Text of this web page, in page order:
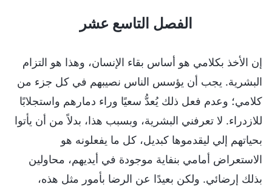
الفصل التاسع عشر
إن الأخذ بكلامي هو أساس بقاء الإنسان، وهذا هو التزام
البشرية. يجب أن يؤسس الناس نصيبهم في كل جزء من
كلامي؛ وعدم فعل ذلك يُعدُّ سعيًا وراء دمارهم واستجلابًا
للازدراء. لا تعرفني البشرية، وبسبب هذا، بدلاً من أن يأتوا
بحياتهم إلي ليقدموها كبديل، كل ما يفعلونه هو
الاستعراض أمامي بنفاية موجودة في أيديهم، محاولين
بذلك إرضائي. ولكن بعيدًا عن الرضا بأمور مثل هذه،